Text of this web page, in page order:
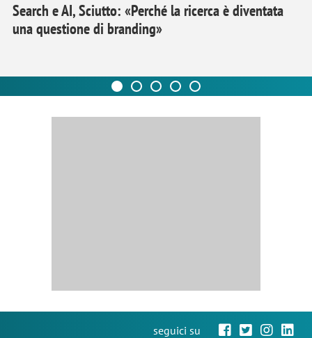
Search e AI, Sciutto: «Perché la ricerca è diventata
una questione di branding»
seguici su